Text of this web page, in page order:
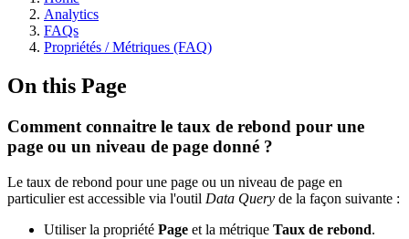
Analytics
FAQs
Propriétés / Métriques (FAQ)
On this Page
Comment connaitre le taux de rebond pour une
page ou un niveau de page donné ?
Le taux de rebond pour une page ou un niveau de page en
particulier est accessible via l'outil Data Query de la façon suivante :
Utiliser la propriété Page et la métrique Taux de rebond.